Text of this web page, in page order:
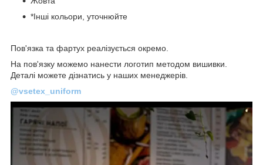
*Інші кольори, уточнюйте
Пов'язка та фартух реалізується окремо.
На пов'язку можемо нанести логотип методом вишивки.
Деталі можете дізнатись у наших менеджерів.
@vsetex_uniform